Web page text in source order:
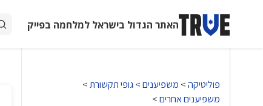
האתר הגדול בישראל למלחמה בפייק
פוליטיקה> משפיענים>גופי תקשורת>
משפיענים אחרים>